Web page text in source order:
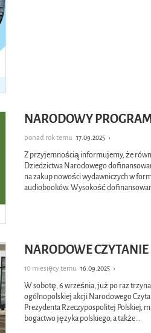
NARODOWY
ponad rok temu 17.09.2025›
Z przyjemnością informujemy, że
Dziedzictwa Narodowego
na zakup nowości wydawniczych w
audiobooków. Wysokość
NARODOWE CZYTANIE
10 miesięcy temu 16.09.2025›
W sobotę, 6 września, już po raz
ogólnopolskiej akcji Narodowego
Prezydenta Rzeczypospolitej Polskiej,
bogactwo języka polskiego, a także